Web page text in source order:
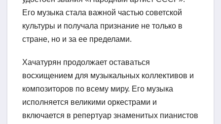
Его музыка стала важной частью советской
культуры и получала признание не только в
стране, но и за ее пределами.
Хачатурян продолжает оставаться
восхищением для музыкальных коллективов и
композиторов по всему миру. Его музыка
исполняется великими оркестрами и
включается в репертуар знаменитых пианистов